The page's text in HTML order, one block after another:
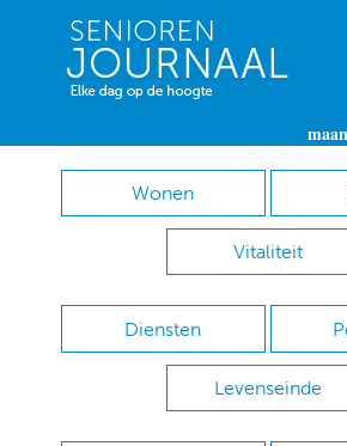
Wonen
Vitaliteit
Diensten
Levenseinde